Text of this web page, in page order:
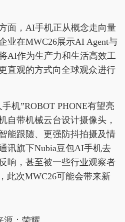
面，AI手机正从概念走向量
业在MWC26展示AI Agent与
AI作为生产力和生活高效工
直观的方式向全球观众进行
机”ROBOT PHONE有望亮
自带机械云台设计摄像头，
能跟随、更强防抖拍摄及情
讯旗下Nubia豆包AI手机去
响，甚至被一些行业观察者
此次MWC26可能会带来新